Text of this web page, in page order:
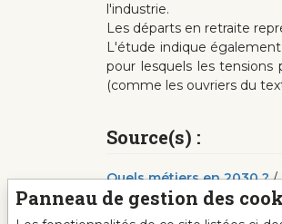
l'industrie.
Les départs en retraite
L'étude indique
pour lesquels les
(comme les ouvriers du
Source(s) :
Quels métiers en 2030 ?/
Panneau de gestion des